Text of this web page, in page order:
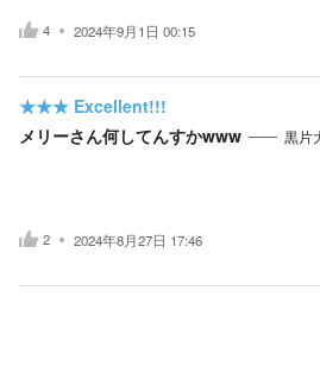
4 2024年9月1日 00:15
★★★ Excellent!!!
メリーさん何してんすかwww
黒片
2 2024年8月27日 17:46